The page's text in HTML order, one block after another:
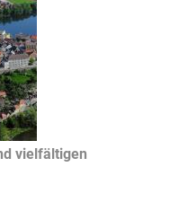
vielfältigen